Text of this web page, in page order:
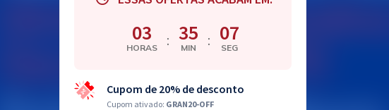
03
HORAS : 35
MIN : 06
SEG
Cupom de 20% de desconto
Cupom ativado: GRAN20-OFF